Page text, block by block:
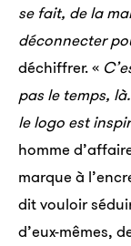
se fait, de la
déconnecter
déchiffrer. «
pas le temps,
le logo est
homme
marque à
dit vouloir
d’eux-mêmes,